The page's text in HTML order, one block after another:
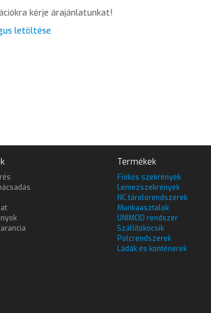
kérje árajánlatunkat!
letöltése
Termékek
Fiókos szekrények
Lemezszekrények
NC tárolórendszerek
Munkaasztalok
UNIMOD rendszer
Szállítókocsik
Polcrendszerek
Ládák és konténerek